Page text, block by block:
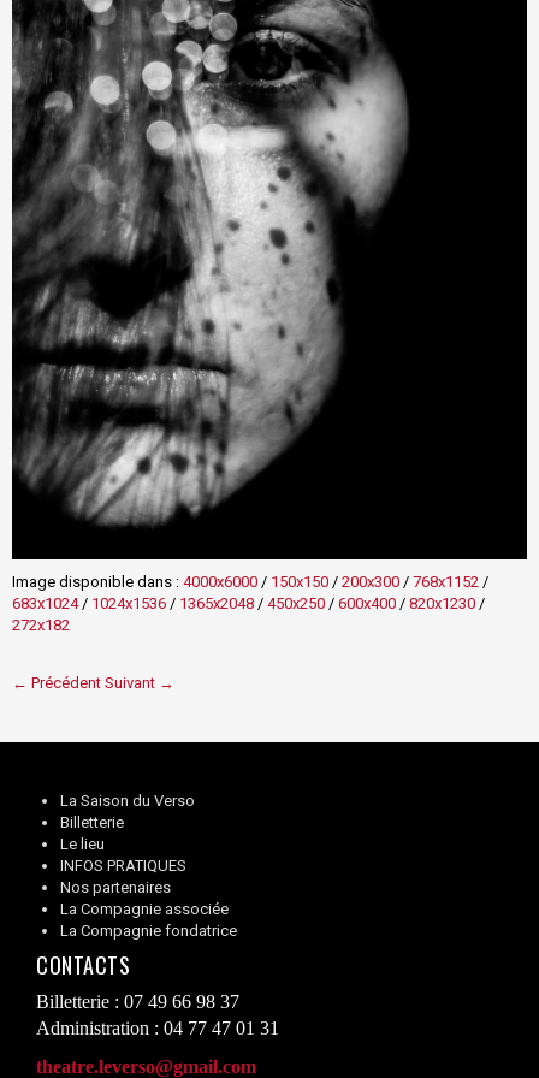
Image disponible dans : 4000x6000 / 150x150 / 200x300 / 768x1152 /
683x1024/ 1024x1536 / 1365x2048 / 450x250 / 600x400 / 820x1230 /
272x182
← Précédent Suivant →
La Saison du Verso
Billetterie
Le lieu
INFOS PRATIQUES
Nos partenaires
La Compagnie associée
La Compagnie fondatrice
CONTACTS
Billetterie : 07 49 66 98 37
Administration : 04 77 47 01 31
theatre.leverso@gmail.com